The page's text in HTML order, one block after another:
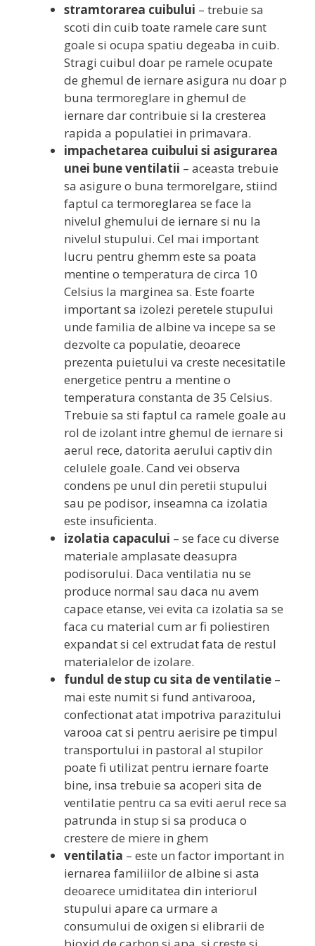
stramtorarea cuibului – trebuie sa
scoti din cuib toate ramele care sunt
goale si ocupa spatiu degeaba in cuib.
Stragi cuibul doar pe ramele ocupate
de ghemul de iernare asigura nu doar p
buna termoreglare in ghemul de
iernare dar contribuie si la cresterea
rapida a populatiei in primavara.
impachetarea cuibului si asigurarea
unei bune ventilatii – aceasta trebuie
sa asigure o buna termorelgare, stiind
faptul ca termoreglarea se face la
nivelul ghemului de iernare si nu la
nivelul stupului. Cel mai important
lucru pentru ghemm este sa poata
mentine o temperatura de circa 10
Celsius la marginea sa. Este foarte
important sa izolezi peretele stupului
unde familia de albine va incepe sa se
dezvolte ca populatie, deoarece
prezenta puietului va creste necesitatile
energetice pentru a mentine o
temperatura constanta de 35 Celsius.
Trebuie sa sti faptul ca ramele goale au
rol de izolant intre ghemul de iernare si
aerul rece, datorita aerului captiv din
celulele goale. Cand vei observa
condens pe unul din peretii stupului
sau pe podisor, inseamna ca izolatia
este insuficienta.
izolatia capacului – se face cu diverse
materiale amplasate deasupra
podisorului. Daca ventilatia nu se
produce normal sau daca nu avem
capace etanse, vei evita ca izolatia sa se
faca cu material cum ar fi poliestiren
expandat si cel extrudat fata de restul
materialelor de izolare.
fundul de stup cu sita de ventilatie –
mai este numit si fund antivarooa,
confectionat atat impotriva parazitului
varooa cat si pentru aerisire pe timpul
transportului in pastoral al stupilor
poate fi utilizat pentru iernare foarte
bine, insa trebuie sa acoperi sita de
ventilatie pentru ca sa eviti aerul rece sa
patrunda in stup si sa produca o
crestere de miere in ghem
ventilatia – este un factor important in
iernarea familiilor de albine si asta
deoarece umiditatea din interiorul
stupului apare ca urmare a
consumului de oxigen si elibrarii de